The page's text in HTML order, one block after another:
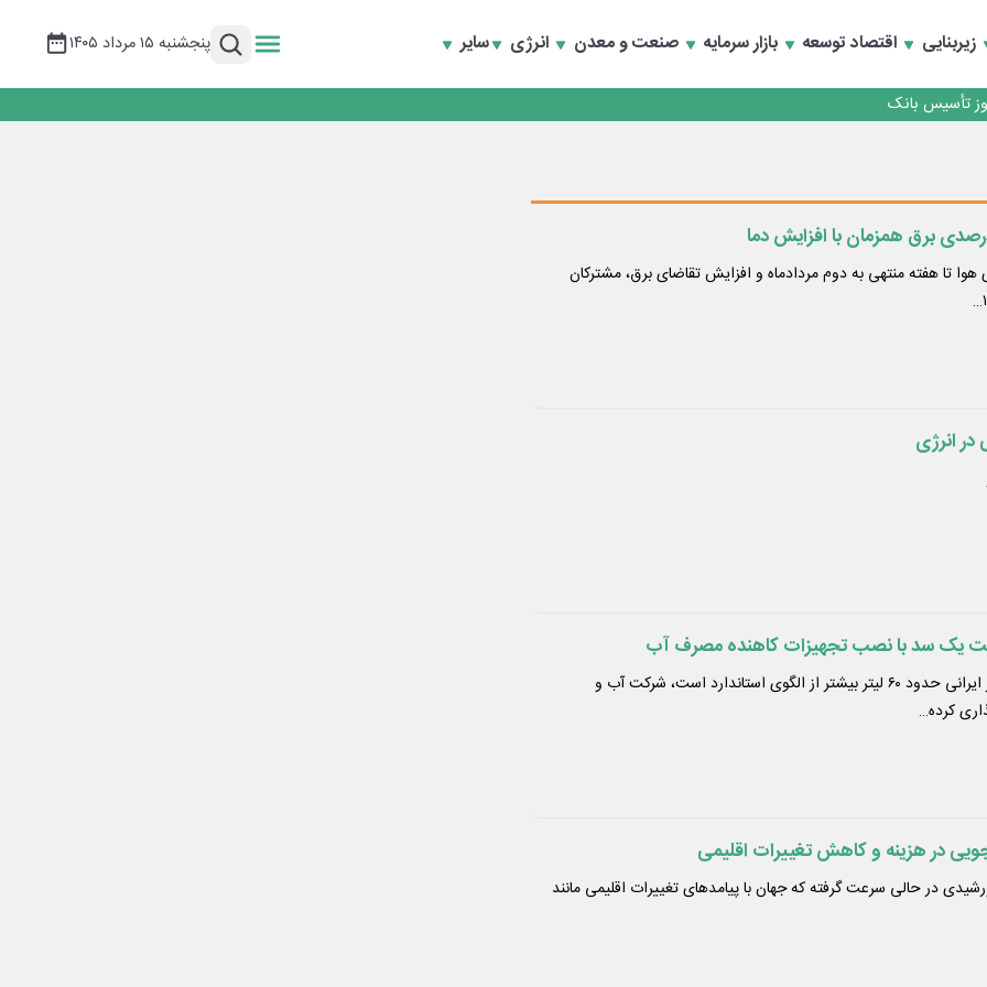
زیربنایی اقتصاد توسعه بازار سرمایه صنعت و معدن انرژی سایر پنجشنبه ۱۵ مرداد ۱۴۰۵
و بازسازی اعتماد مشتریان
تا هفته منتهی به دوم مردادماه و افزایش تقاضای برق، مشترکان
انرژی
یک سد با نصب تجهیزات کاهنده مصرف آب
در شرایطی که مصرف آب هر ایرانی حدود ۶۰ لیتر بیشتر از الگوی استاندارد است، شرکت آب و
کرده…
در هزینه و کاهش تغییرات اقلیمی
در حالی سرعت گرفته که جهان با پیامدهای تغییرات اقلیمی مانند